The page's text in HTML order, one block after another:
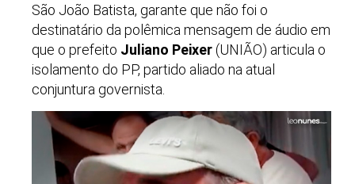
São João Batista, garante que não foi o
destinatário da polêmica mensagem de áudio em
que o prefeito Juliano Peixer (UNIÃO) articula o
isolamento do PP, partido aliado na atual
conjuntura governista.